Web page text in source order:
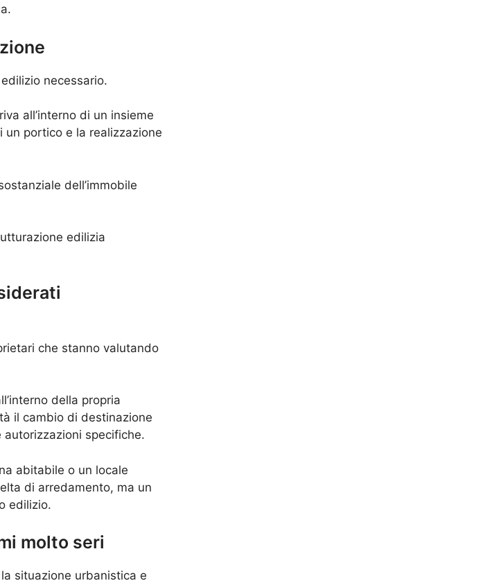
necessario.
all’interno di un insieme
portico e la realizzazione
dell’immobile
edilizia
che stanno valutando
della propria
il cambio di destinazione
autorizzazioni specifiche.
abitabile o un locale
di arredamento, ma un
edilizio.
molto seri
situazione urbanistica e